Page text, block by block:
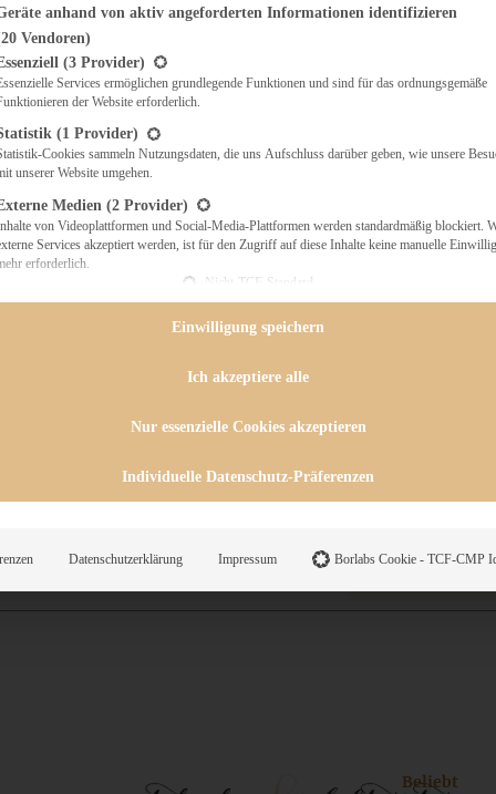
& QUICHES
Beliebt
anhand von aktiv angeforderten Informationen identifizieren
Vendoren)
eine Liste der Service-Gruppen, für die eine Einwilligung erteilt werden
(3 Provider)
Services ermöglichen grundlegende Funktionen und sind für das ordnungsgemäße
der Website erforderlich.
(1 Provider)
Cookies sammeln Nutzungsdaten, die uns Aufschluss darüber geben, wie unsere
unserer Website umgehen.
Medien (2 Provider)
von Videoplattformen und Social-Media-Plattformen werden standardmäßig blockiert.
Services akzeptiert werden, ist für den Zugriff auf diese Inhalte keine manuelle
erforderlich.
Nicht-TCF-Standard
Einwilligung speichern
Ich akzeptiere alle
Nur essenzielle Cookies akzeptieren
Individuelle Datenschutz-Präferenzen
Datenschutzerklärung Impressum Borlabs Cookie - TCF-CMP